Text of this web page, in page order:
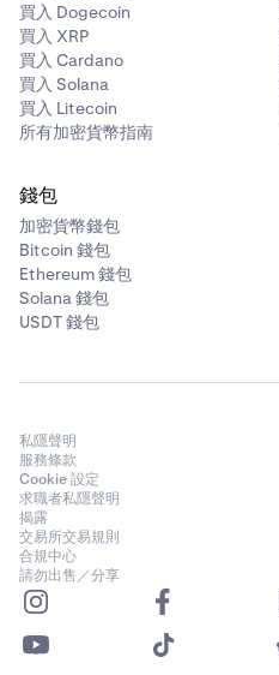
買入 Dogecoin
買入 XRP
買入 Cardano
買入 Solana
買入 Litecoin
所有加密貨幣指南
錢包
加密貨幣錢包
Bitcoin 錢包
Ethereum 錢包
Solana 錢包
USDT 錢包
私隱聲明
服務條款
Cookie 設定
求職者私隱聲明
揭露
交易所交易規則
合規中心
請勿出售／分享